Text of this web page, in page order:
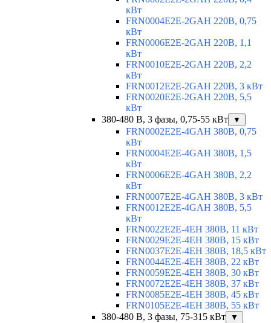
кВт
FRN0004E2E-2GAH 220В, 0,75
кВт
FRN0006E2E-2GAH 220В, 1,1
кВт
FRN0010E2E-2GAH 220В, 2,2
кВт
FRN0012E2E-2GAH 220В, 3 кВт
FRN0020E2E-2GAH 220В, 5,5
кВт
380-480 В, 3 фазы, 0,75-55 кВт
▼
FRN0002E2E-4GAH 380В, 0,75
кВт
FRN0004E2E-4GAH 380В, 1,5
кВт
FRN0006E2E-4GAH 380В, 2,2
кВт
FRN0007E2E-4GAH 380В, 3 кВт
FRN0012E2E-4GAH 380В, 5,5
кВт
FRN0022E2E-4EH 380В, 11 кВт
FRN0029E2E-4EH 380В, 15 кВт
FRN0037E2E-4EH 380В, 18,5 кВт
FRN0044E2E-4EH 380В, 22 кВт
FRN0059E2E-4EH 380В, 30 кВт
FRN0072E2E-4EH 380В, 37 кВт
FRN0085E2E-4EH 380В, 45 кВт
FRN0105E2E-4EH 380В, 55 кВт
380-480 В, 3 фазы, 75-315 кВт
▼